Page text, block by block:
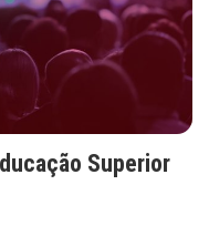
Superior